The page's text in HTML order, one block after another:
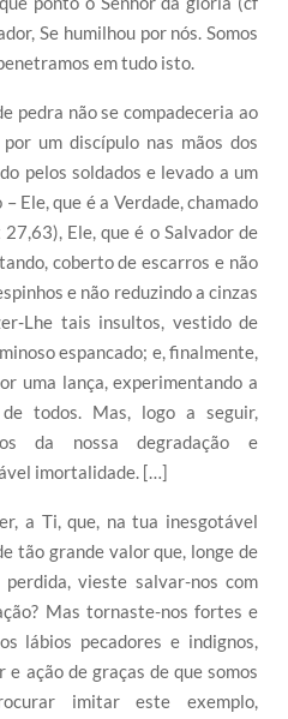
Se humilhou por nós. Somos
em tudo isto.
pedra não se compadeceria ao
um discípulo nas mãos dos
pelos soldados e levado a um
Ele, que é a Verdade, chamado
Ele, que é o Salvador de
coberto de escarros e não
e não reduzindo a cinzas
Lhe tais insultos, vestido de
espancado; e, finalmente,
uma lança, experimentando a
todos. Mas, logo a seguir,
da nossa degradação e
imortalidade. […]
a Ti, que, na tua inesgotável
tão grande valor que, longe de
vieste salvar-nos com
Mas tornaste-nos fortes e
lábios pecadores e indignos,
ação de graças de que somos
imitar este exemplo,